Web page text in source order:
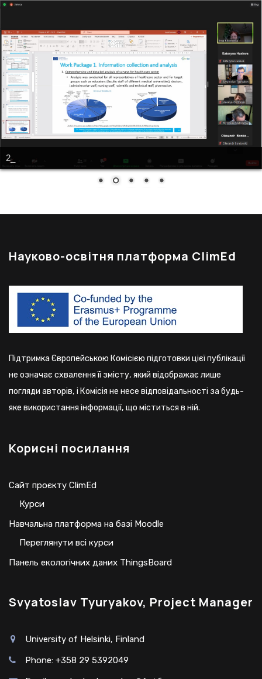
2_
Науково-освітня платформа ClimEd
Підтримка Європейською Комісією підготовки цієї публікації
не означає схвалення її змісту, який відображає лише
погляди авторів, і Комісія не несе відповідальності за будь-
яке використання інформації, що міститься в ній.
Корисні посилання
Сайт проєкту ClimEd
Курси
Навчальна платформа на базі Moodle
Переглянути всі курси
Панель екологічних даних ThingsBoard
Svyatoslav Tyuryakov, Project Manager
University of Helsinki, Finland
Phone: +358 29 5392049